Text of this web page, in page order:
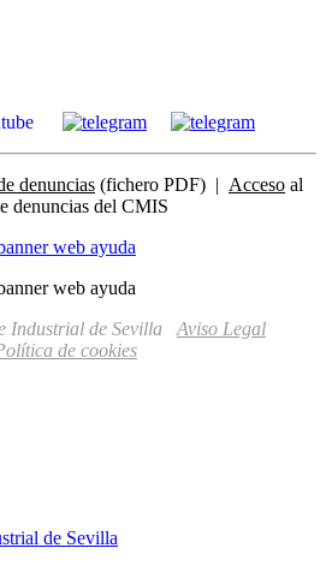
denuncias (fichero PDF) | Acceso al
denuncias del CMIS
Industrial de Sevilla Aviso Legal
de cookies